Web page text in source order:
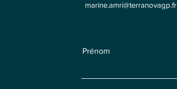
marine.amri@terranovagp.fr
Prénom